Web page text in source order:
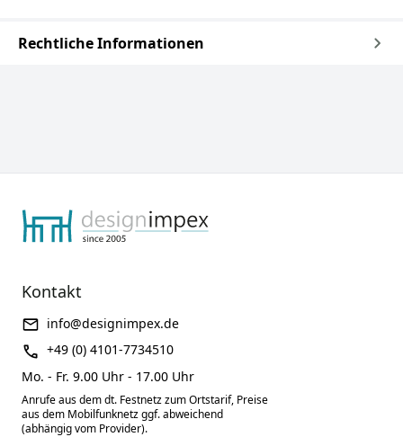
Rechtliche Informationen
Kontakt
info@designimpex.de
+49 (0) 4101-7734510
Mo. - Fr. 9.00 Uhr - 17.00 Uhr
Anrufe aus dem dt. Festnetz zum Ortstarif, Preise
aus dem Mobilfunknetz ggf. abweichend
(abhängig vom Provider).